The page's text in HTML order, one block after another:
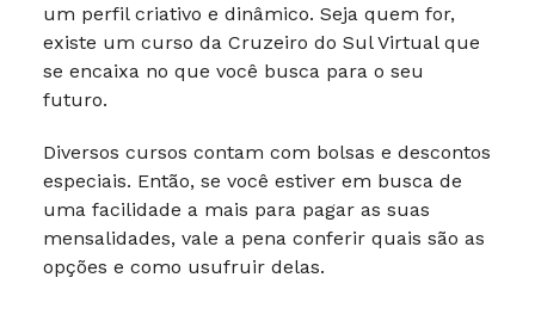
um perfil criativo e dinâmico. Seja quem for,
existe um curso da Cruzeiro do Sul Virtualque
se encaixa no que você busca para o seu
futuro.
Diversos cursos contam com bolsas e descontos
especiais. Então, se você estiver em busca de
uma facilidade a mais para pagar as suas
mensalidades, vale a pena conferir quais são as
opções e como usufruir delas.